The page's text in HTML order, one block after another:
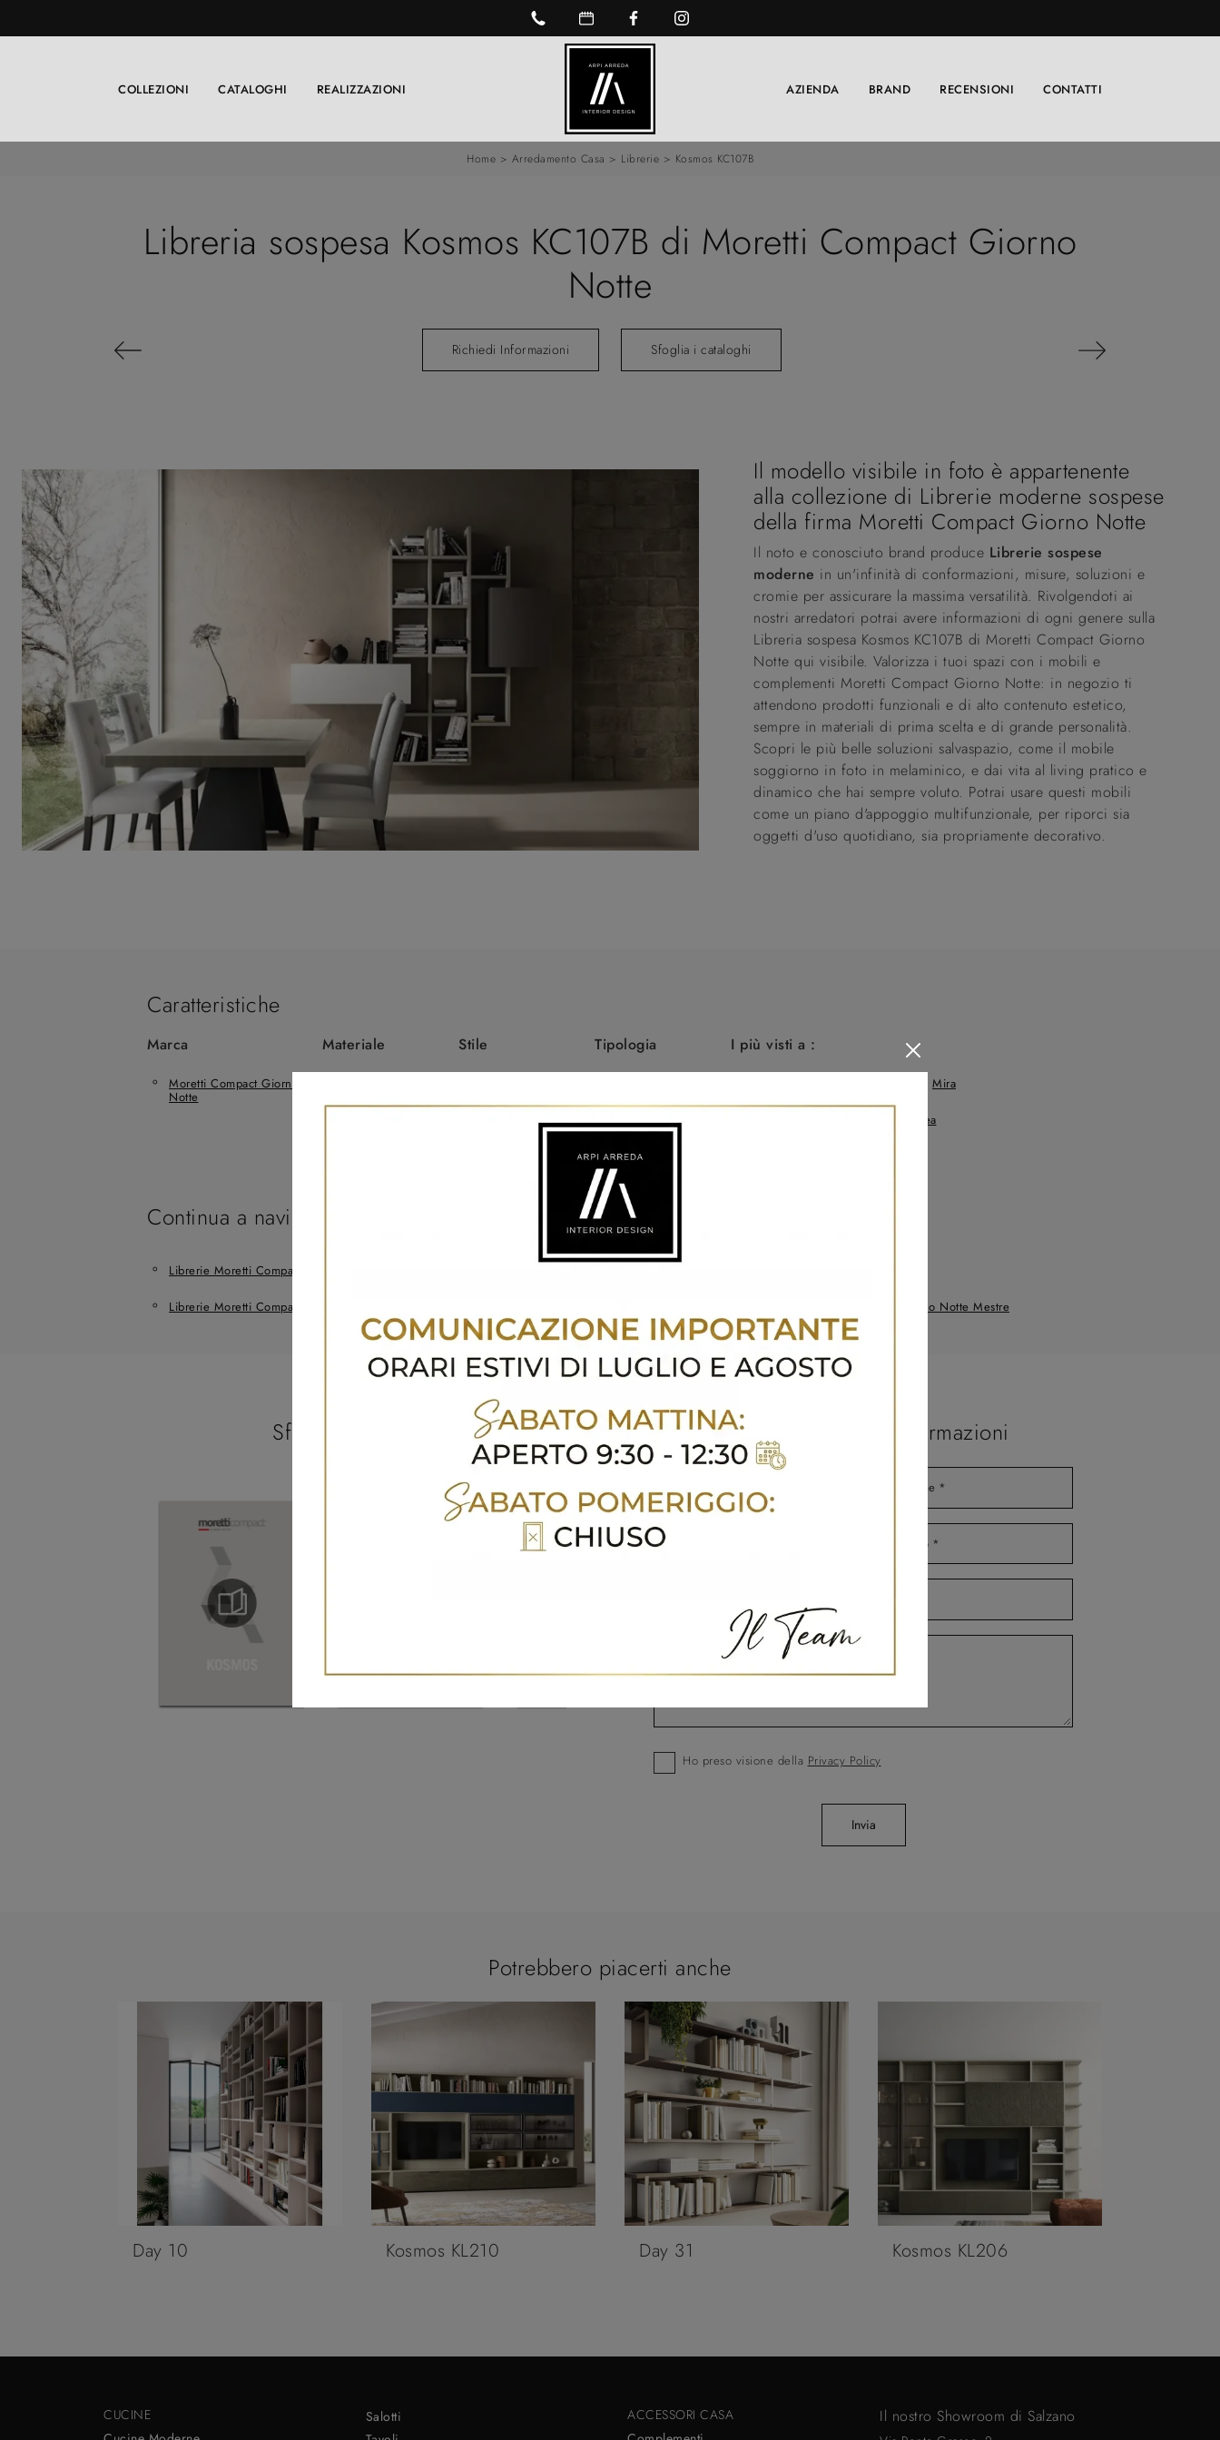
COLLEZIONI CATALOGHI REALIZZAZIONI AZIENDA BRAND RECENSIONI CONTATTI
Home > Arredamento Casa > Librerie > Kosmos KC107B
Libreria sospesa Kosmos KC107B di Moretti Compact Giorno
Notte
Richiedi Informazioni Sfoglia i cataloghi
Il modello visibile in foto è appartenente
alla collezione di Librerie moderne sospese
della firma Moretti Compact Giorno Notte
Il noto e conosciuto brand produce Librerie sospese
moderne in un'infinità di conformazioni, misure, soluzioni e
cromie per assicurare la massima versatilità. Rivolgendoti ai
nostri arredatori potrai avere informazioni di ogni genere sulla
Libreria sospesa Kosmos KC107B di Moretti Compact Giorno
Notte qui visibile. Valorizza i tuoi spazi con i mobili e
complementi Moretti Compact Giorno Notte: in negozio ti
attendono prodotti funzionali e di alto contenuto estetico,
sempre in materiali di prima scelta e di grande personalità.
Scopri le più belle soluzioni salvaspazio, come il mobile
soggiorno in foto in melaminico, e dai vita al living pratico e
dinamico che hai sempre voluto. Potrai usare questi mobili
come un piano d'appoggio multifunzionale, per riporci sia
oggetti d'uso quotidiano, sia propriamente decorativo.
Caratteristiche
Marca
Moretti Compact Giorno
Notte
Materiale Stile Tipologia I più visti a :
Mira
Spinea
Continua a navigare
Librerie Moretti Compact Giorno Notte Santa Maria Di Sala
Librerie Moretti Compact Giorno Notte Martellago Librerie Moretti Compact Giorno Notte Mestre
Sfoglia i cataloghi Richiedi Maggiori Informazioni
Ho preso visione della Privacy Policy
Invia
Potrebbero piacerti anche
Day 10 Kosmos KL210 Day 31 Kosmos KL206
CUCINE
Salotti
ACCESSORI CASA
Il nostro Showroom di Salzano